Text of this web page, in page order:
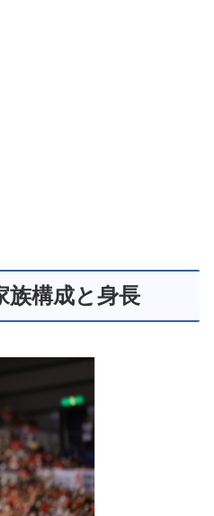
族構成と身長